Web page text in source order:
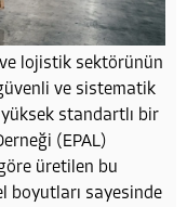
ve lojistik sektörünün
ve sistematik
standartlı bir
(EPAL)
üretilen bu
boyutları sayesinde